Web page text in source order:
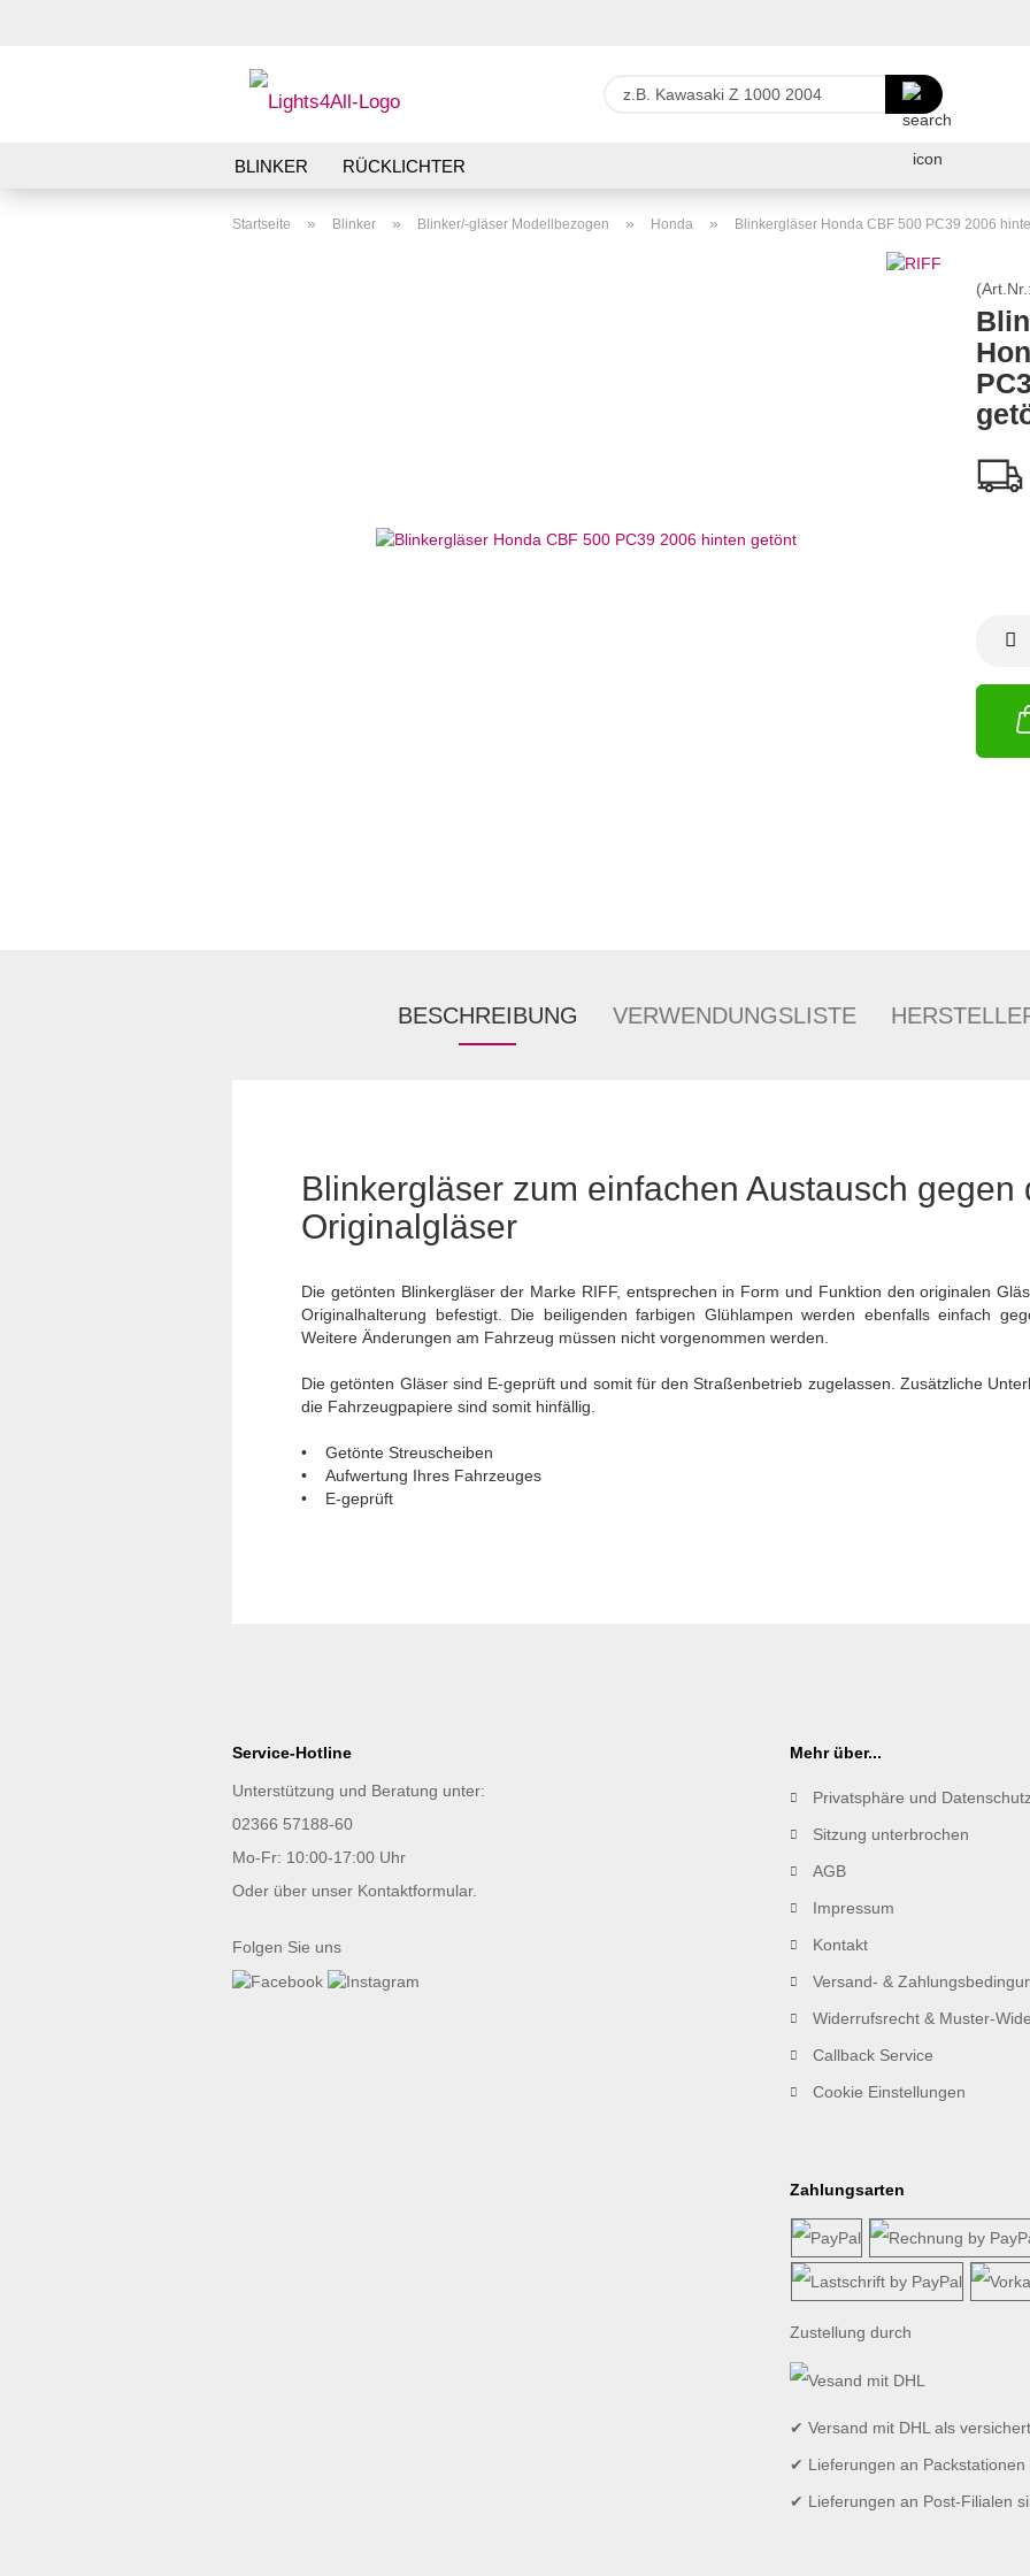
Lieferland z.B.
Kawasaki
Z
1000
BLINKER RÜCKLICHTER
Startseite » Blinker » Blinker/-gläser Modellbezogen » Honda » Blinkergläser Honda CBF 500 PC39 2006
(Art.Nr.:
BESCHREIBUNG VERWENDUNGSLISTE
Blinkergläser zum einfachen Austausch gegen
Originalgläser
Die getönten Blinkergläser der Marke RIFF, entsprechen in Form und Funktion den originalen
Originalhalterung befestigt. Die beiligenden farbigen Glühlampen werden ebenfalls einfach
Weitere Änderungen am Fahrzeug müssen nicht vorgenommen werden.
Die getönten Gläser sind E-geprüft und somit für den Straßenbetrieb zugelassen. Zusätzliche
die Fahrzeugpapiere sind somit hinfällig.
• Getönte Streuscheiben
• Aufwertung Ihres Fahrzeuges
• E-geprüft
Service-Hotline
Unterstützung und Beratung unter:
02366 57188-60
Mo-Fr: 10:00-17:00 Uhr
Oder über unser Kontaktformular.
Folgen Sie uns
Mehr über...
Privatsphäre und Datenschutz
Sitzung unterbrochen
AGB
Impressum
Kontakt
Versand- &
Widerrufsrecht & Muster-
Callback Service
Cookie Einstellungen
Zahlungsarten
Zustellung durch
✔ Versand mit DHL als
✔ Lieferungen an Packstationen
✔ Lieferungen an Post-Filialen